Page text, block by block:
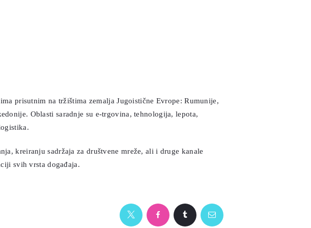
prisutnim na tržištima zemalja Jugoistične Evrope: Rumunije,
Oblasti saradnje su e-trgovina, tehnologija, lepota,
kreiranju sadržaja za društvene mreže, ali i druge kanale
svih vrsta događaja.